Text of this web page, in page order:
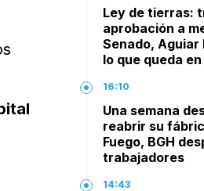
Ley de tierras:
aprobación a
Senado,
lo que queda
16:10
Una semana
reabrir su
Fuego, BGH
trabajadores
14:43